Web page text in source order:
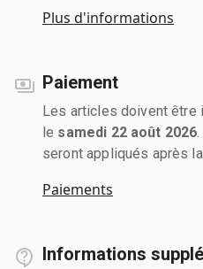
Plus d'informations
Paiement
Les articles doivent être
le samedi 22 août 2026
seront appliqués après
Paiements
Informations